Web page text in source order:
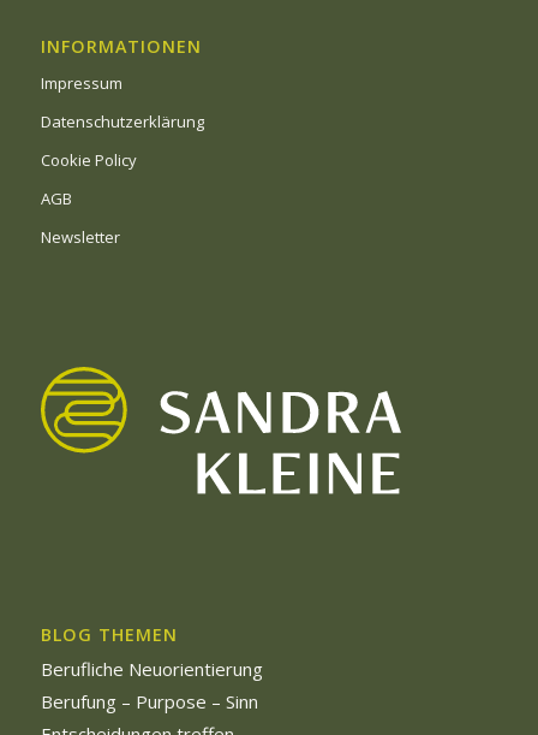
INFORMATIONEN
Impressum
Datenschutzerklärung
Cookie Policy
AGB
Newsletter
BLOG THEMEN
Berufliche Neuorientierung
Berufung – Purpose – Sinn